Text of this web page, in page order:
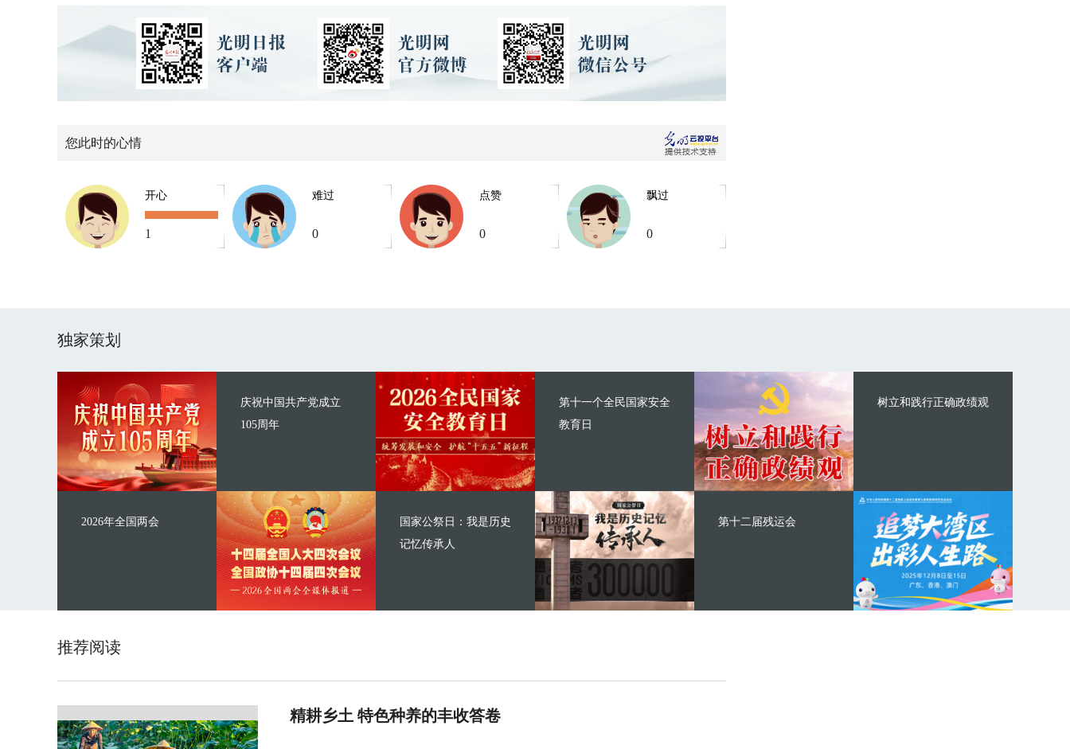
您此时的心情
开心
1
难过
0
点赞
0
飘过
0
独家策划
庆祝中国共产党成立
105周年
2026年全国两会
第十一个全民国家安全
教育日
国家公祭日：我是历史
记忆传承人
树立和践行正确政绩观
第十二届残运会
推荐阅读
精耕乡土 特色种养的丰收答卷